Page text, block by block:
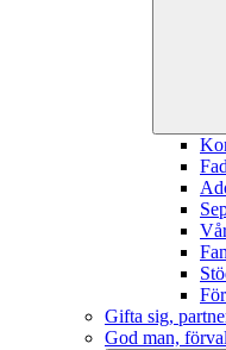
Gifta sig,
God man,